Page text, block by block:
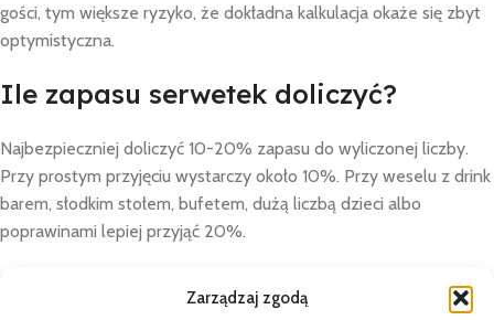
Zarządzaj zgodą
gości, tym większe ryzyko, że dokładna kalkulacja okaże się zbyt
optymistyczna.
Ile zapasu serwetek doliczyć?
Najbezpieczniej doliczyć 10-20% zapasu do wyliczonej liczby.
Przy prostym przyjęciu wystarczy około 10%. Przy weselu z drink
barem, słodkim stołem, bufetem, dużą liczbą dzieci albo
poprawinami lepiej przyjąć 20%.
daje 330 sztuk, a 20% zapasu daje 360 sztuk. W praktyce i tak